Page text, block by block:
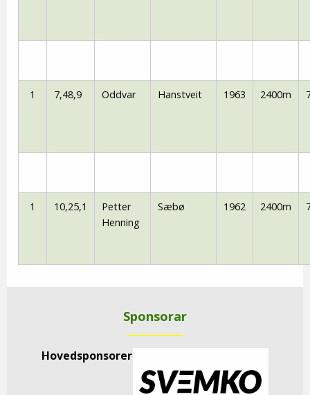
1 7,48,9 Oddvar Hanstveit 1963 2400m
1 10,25,1
Petter
Henning
Sæbø 1962 2400m
Sponsorar
Hovedsponsorer